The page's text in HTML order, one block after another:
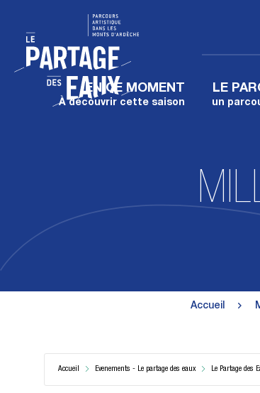
EN CE MOMENT
À découvrir cette saison
LE
un
Accueil
Accueil Evenements - Le partage des eaux Le Partage des